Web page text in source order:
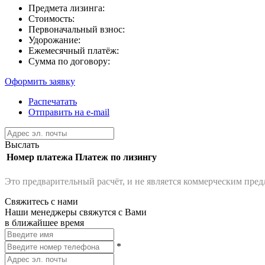
Предмета лизинга:
Стоимость:
Первоначальный взнос:
Удорожание:
Ежемесячный платёж:
Сумма по договору:
Оформить заявку
Распечатать
Отправить на e-mail
Выслать
Номер платежа Платеж по лизингу
Это предварительный расчёт, и не является коммерческим
Свяжитесь с нами
Наши менеджеры свяжутся с Вами
в ближайшее время
*